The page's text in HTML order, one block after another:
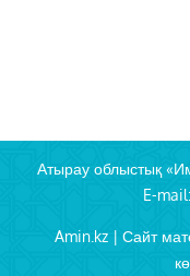
Атырау облыстық
E-
Amin.kz | Сайт